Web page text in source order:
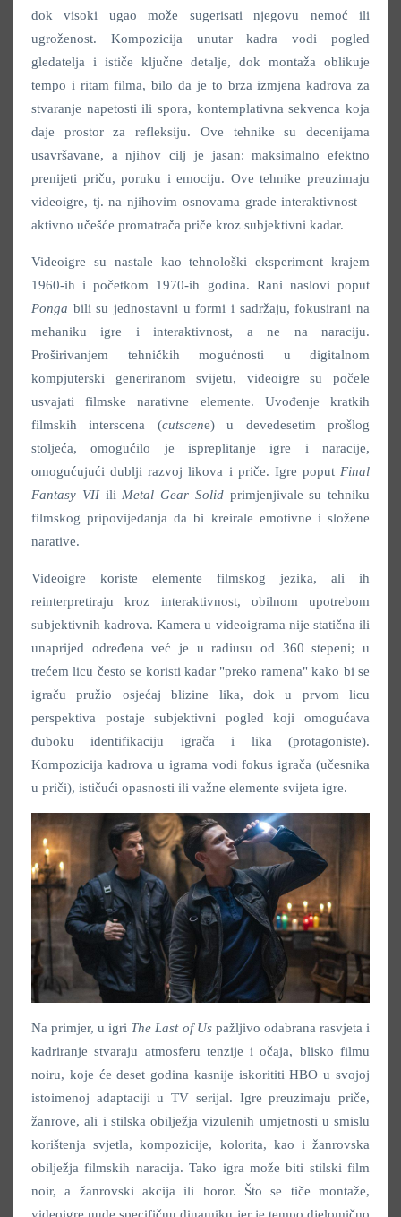
dok visoki ugao može sugerisati njegovu nemoć ili
ugroženost. Kompozicija unutar kadra vodi pogled
gledatelja i ističe ključne detalje, dok montaža oblikuje
tempo i ritam filma, bilo da je to brza izmjena kadrova za
stvaranje napetosti ili spora, kontemplativna sekvenca koja
daje prostor za refleksiju. Ove tehnike su decenijama
usavršavane, a njihov cilj je jasan: maksimalno efektno
prenijeti priču, poruku i emociju. Ove tehnike preuzimaju
videoigre, tj. na njihovim osnovama grade interaktivnost –
aktivno učešće promatrača priče kroz subjektivni kadar.
Videoigre su nastale kao tehnološki eksperiment krajem
1960-ih i početkom 1970-ih godina. Rani naslovi poput
Ponga bili su jednostavni u formi i sadržaju, fokusirani na
mehaniku igre i interaktivnost, a ne na naraciju.
Proširivanjem tehničkih mogućnosti u digitalnom
kompjuterski generiranom svijetu, videoigre su počele
usvajati filmske narativne elemente. Uvođenje kratkih
filmskih interscena (cutscene) u devedesetim prošlog
stoljeća, omogućilo je ispreplitanje igre i naracije,
omogućujući dublji razvoj likova i priče. Igre poput Final
Fantasy VII ili Metal Gear Solidprimjenjivale su tehniku
filmskog pripovijedanja da bi kreirale emotivne i složene
narative.
Videoigre koriste elemente filmskog jezika, ali ih
reinterpretiraju kroz interaktivnost, obilnom upotrebom
subjektivnih kadrova. Kamera u videoigrama nije statična ili
unaprijed određena već je u radiusu od 360 stepeni; u
trećem licu često se koristi kadar "preko ramena" kako bi se
igraču pružio osjećaj blizine lika, dok u prvom licu
perspektiva postaje subjektivni pogled koji omogućava
duboku identifikaciju igrača i lika (protagoniste).
Kompozicija kadrova u igrama vodi fokus igrača (učesnika
u priči), ističući opasnosti ili važne elemente svijeta igre.
Na primjer, u igri The Last of Uspažljivo odabrana rasvjeta i
kadriranje stvaraju atmosferu tenzije i očaja, blisko filmu
noiru, koje će deset godina kasnije iskorititi HBO u svojoj
istoimenoj adaptaciji u TV serijal. Igre preuzimaju priče,
žanrove, ali i stilska obilježja vizulenih umjetnosti u smislu
korištenja svjetla, kompozicije, kolorita, kao i žanrovska
obilježja filmskih naracija. Tako igra može biti stilski film
noir, a žanrovski akcija ili horor. Što se tiče montaže,